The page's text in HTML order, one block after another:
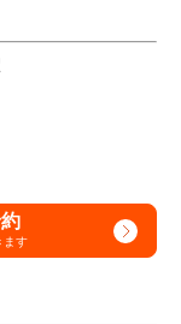
ます